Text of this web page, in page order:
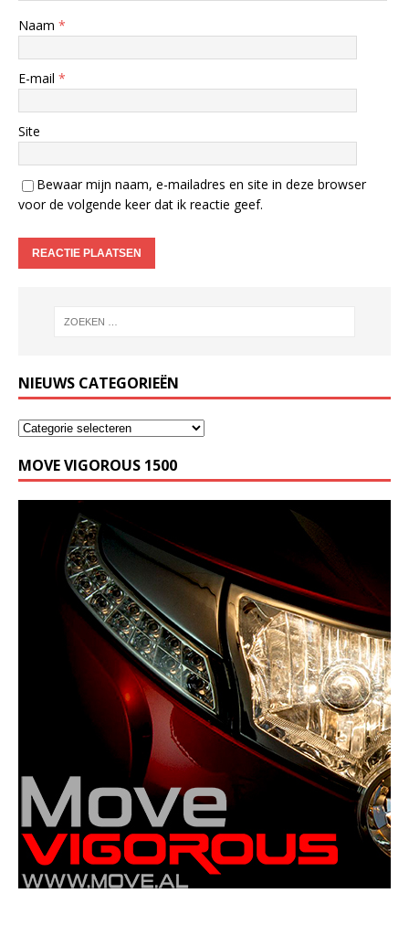
Naam *
E-mail *
Site
Bewaar mijn naam, e-mailadres en site in deze browser
voor de volgende keer dat ik reactie geef.
NIEUWS CATEGORIEËN
MOVE VIGOROUS 1500